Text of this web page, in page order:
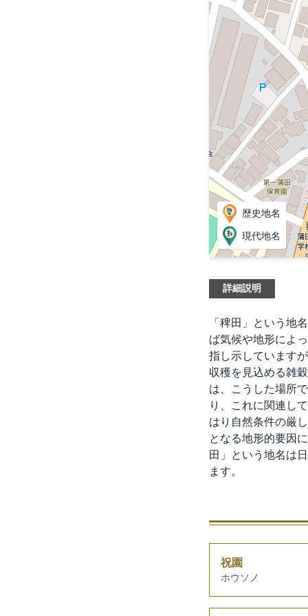
歴史地名
現代地名
詳細説明
「稗田」という地
ば気候や地形によ
指し示しています
収穫を見込める雑
は、こうした場所
り、これに関連し
はり自然条件の厳
となる地形的要因
田」という地名は
ます。
祝園
ホウソノ